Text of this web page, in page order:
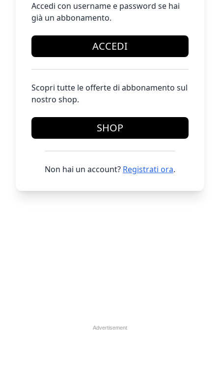
Accedi con username e password se hai
già un abbonamento.
ACCEDI
Scopri tutte le offerte di abbonamento sul
nostro shop.
SHOP
Non hai un account? Registrati ora.